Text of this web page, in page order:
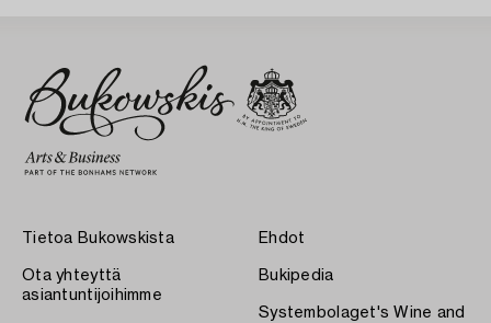
Tietoa Bukowskista
Ota yhteyttä
asiantuntijoihimme
Ehdot
Bukipedia
Systembolaget's Wine and